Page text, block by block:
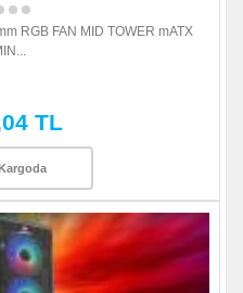
RGB FAN MID TOWER mATX
TL